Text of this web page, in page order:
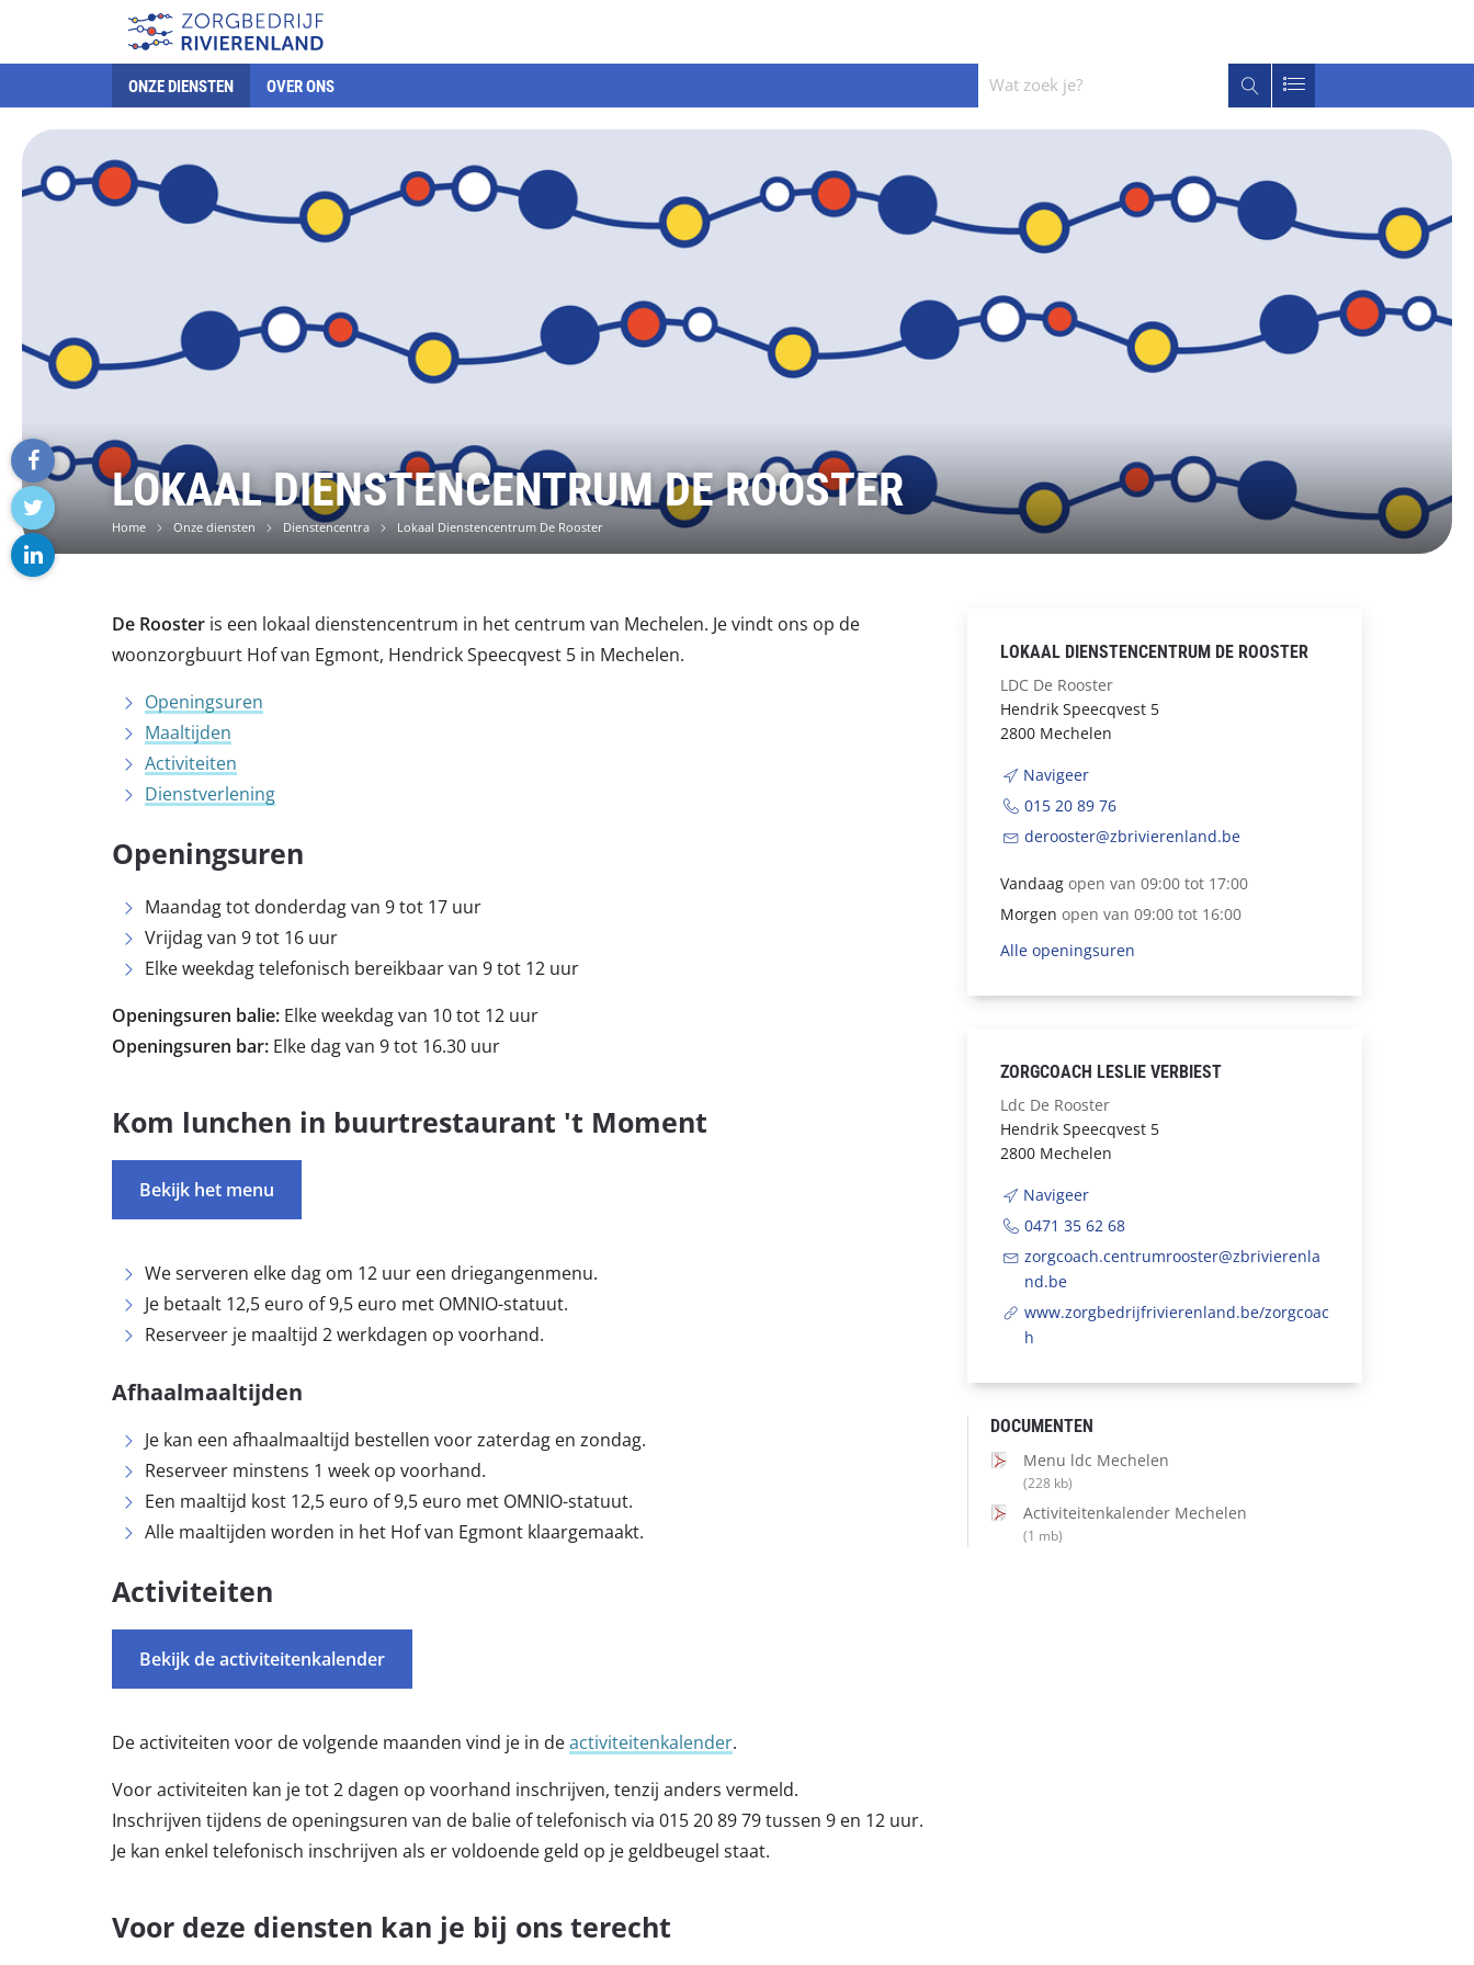
ONZE DIENSTEN OVER ONS
Wat
zoek
je?
Zoeken
LOKAAL DIENSTENCENTRUM DE ROOSTER
Home Onze diensten Dienstencentra Lokaal Dienstencentrum De Rooster
facebook
twitter
De Rooster is een lokaal dienstencentrum in het centrum van Mechelen. Je vindt ons op de
woonzorgbuurt Hof van Egmont, Hendrick Speecqvest 5 in Mechelen.
Openingsuren
Maaltijden
Activiteiten
Dienstverlening
Openingsuren
Maandag tot donderdag van 9 tot 17 uur
Vrijdag van 9 tot 16 uur
Elke weekdag telefonisch bereikbaar van 9 tot 12 uur
Openingsuren balie: Elke weekdag van 10 tot 12 uur
Openingsuren bar: Elke dag van 9 tot 16.30 uur
Kom lunchen in buurtrestaurant 't Moment
Bekijk het menu
We serveren elke dag om 12 uur een driegangenmenu.
Je betaalt 12,5 euro of 9,5 euro met OMNIO-statuut.
Reserveer je maaltijd 2 werkdagen op voorhand.
Afhaalmaaltijden
Je kan een afhaalmaaltijd bestellen voor zaterdag en zondag.
Reserveer minstens 1 week op voorhand.
Een maaltijd kost 12,5 euro of 9,5 euro met OMNIO-statuut.
Alle maaltijden worden in het Hof van Egmont klaargemaakt.
Activiteiten
Bekijk de activiteitenkalender
De activiteiten voor de volgende maanden vind je in deactiviteitenkalender.
Voor activiteiten kan je tot 2 dagen op voorhand inschrijven, tenzij anders vermeld.
Inschrijven tijdens de openingsuren van de balie of telefonisch via 015 20 89 79 tussen 9 en 12 uur.
Je kan enkel telefonisch inschrijven als er voldoende geld op je geldbeugel staat.
Voor deze diensten kan je bij ons terecht
LOKAAL DIENSTENCENTRUM DE ROOSTER
LDC De Rooster
Hendrik Speecqvest 5
2800 Mechelen
Navigeer
015 20 89 76
derooster@zbrivierenland.be
Vandaag open van 09:00 tot 17:00
Morgen open van 09:00 tot 16:00
Alle openingsuren
ZORGCOACH LESLIE VERBIEST
Ldc De Rooster
Hendrik Speecqvest 5
2800 Mechelen
Navigeer
0471 35 62 68
zorgcoach.centrumrooster@zbrivierenla
nd.be
www.zorgbedrijfrivierenland.be/zorgcoac
h
DOCUMENTEN
Menu ldc Mechelen
(228 kb)
Activiteitenkalender Mechelen
(1 mb)